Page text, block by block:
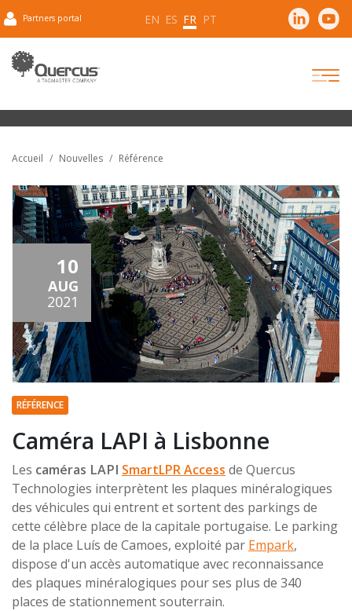
Partners portal EN ES FR PT
Accueil Nouvelles Référence
10
AUG
2021
RÉFÉRENCE
Caméra LAPI à Lisbonne
Les caméras LAPI SmartLPR Access de Quercus
Technologies interprètent les plaques minéralogiques
des véhicules qui entrent et sortent des parkings de
cette célèbre place de la capitale portugaise. Le parking
de la place Luís de Camoes, exploité par Empark,
dispose d'un accès automatique avec reconnaissance
des plaques minéralogiques pour ses plus de 340
places de stationnement souterrain.